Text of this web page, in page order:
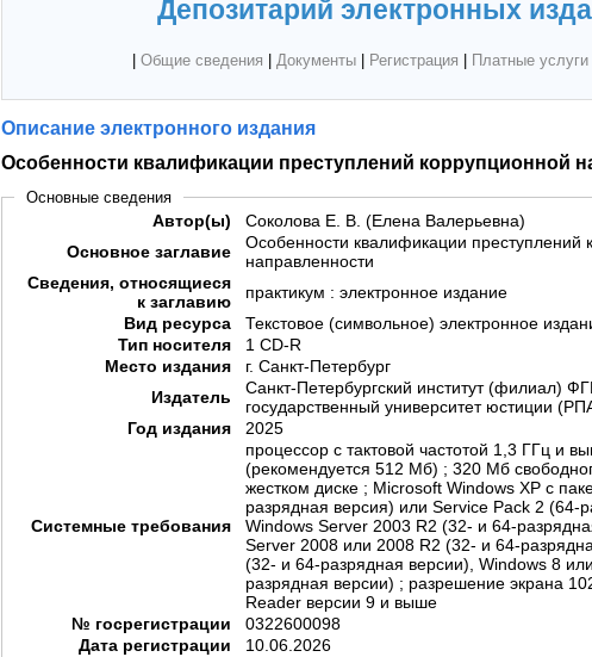
Депозитарий электронных
Общие сведения Документы| Регистрация Платные услуги|
Описание электронного издания
Особенности квалификации преступлений коррупционной
Основные сведения
Автор(ы)
Соколова Е. В. (Елена Валерьевна)
Основное заглавие
Особенности квалификации преступлений
направленности
Сведения, относящиеся
к заглавию
практикум : электронное издание
Вид ресурса
Текстовое (символьное) электронное
Тип носителя
1 CD-R
Место издания
г. Санкт-Петербург
Издатель
Санкт-Петербургский институт (филиал)
государственный университет юстиции
Год издания
2025
Системные требования
процессор с тактовой частотой 1,3 ГГц и
(рекомендуется 512 Мб) ; 320 Мб
жестком диске ; Microsoft Windows XP с
разрядная версия) или Service Pack 2 (64-
Windows Server 2003 R2 (32- и 64-
Server 2008 или 2008 R2 (32- и 64-
(32- и 64-разрядная версии), Windows 8
разрядная версии) ; разрешение экрана
Reader версии 9 и выше
№ госрегистрации
0322600098
Дата регистрации
10.06.2026